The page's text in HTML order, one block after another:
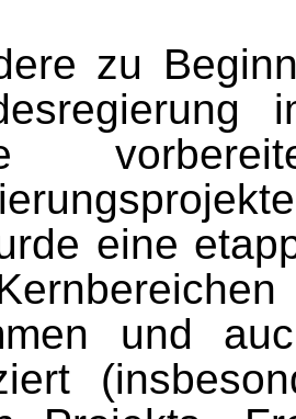
zu
eine
und